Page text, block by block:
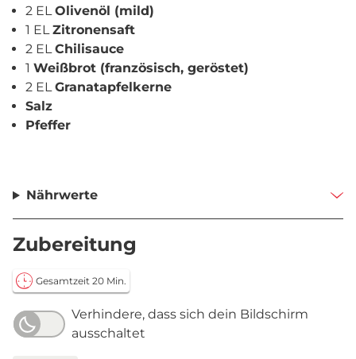
2 ELOlivenöl (mild)
1 ELZitronensaft
2 ELChilisauce
1 Weißbrot (französisch, geröstet)
2 ELGranatapfelkerne
Salz
Pfeffer
Nährwerte
Zubereitung
Gesamtzeit 20 Min.
Verhindere, dass sich dein Bildschirm
ausschaltet